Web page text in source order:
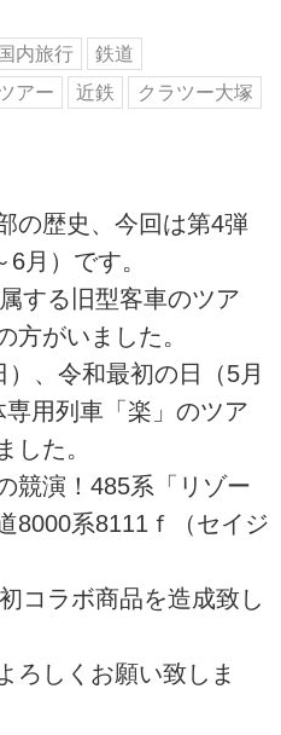
国内旅行
鉄道
アー 近鉄
クラツー大塚
の歴史、今回は第4弾
月）です。
する旧型客車のツア
方がいました。
、令和最初の日（5月
用列車「楽」のツア
した。
競演！485系「リゾー
8000系8111ｆ（セイジ
コラボ商品を造成致し
ろしくお願い致しま